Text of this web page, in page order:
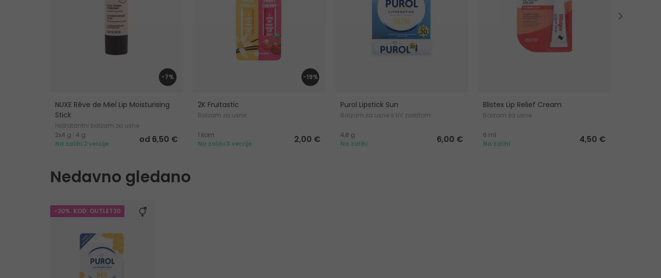
-7%
NUXE Rêve de Miel Lip Moisturising
Stick
Hidratantni balzam za usne
2x4 g 4 g
Na zalihi 2 verzije
od 6,50 €
-19%
2K Fruitastic
Balzam za usne
1 kom
Na zalihi 3 verzije
2,00 €
Purol Lipstick Sun
Balzam za usne s UV zaštitom
4,8 g
Na zalihi
6,00 €
Blistex Lip Relief Cream
Balzam za usne
6 ml
Na zalihi
4,50 €
Nedavno gledano
-20%. KOD: OUTLET20